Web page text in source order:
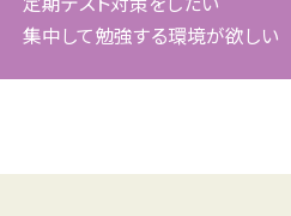
集中して勉強する環境が欲しい